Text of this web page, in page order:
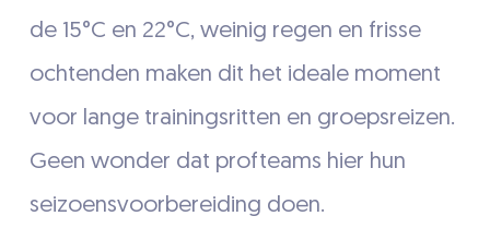
de 15°C en 22°C, weinig regen en frisse
ochtenden maken dit het ideale moment
voor lange trainingsritten en groepsreizen.
Geen wonder dat profteams hier hun
seizoensvoorbereiding doen.